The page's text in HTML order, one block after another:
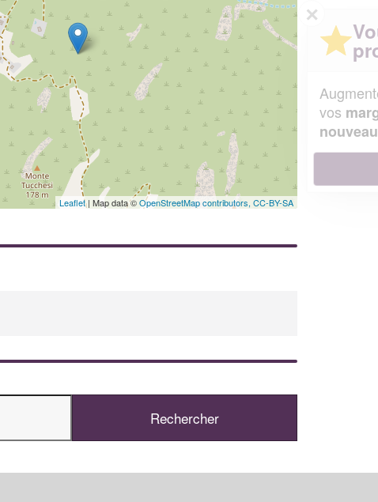
Leaflet| Map data ©OpenStreetMap contributors, CC-BY-SA
✕
Vous êtes un
professionnel ?
Augmentez votre chiffre d'affaireset
vos
marges tout en gagnant de
nouveaux clients
En savoir plus